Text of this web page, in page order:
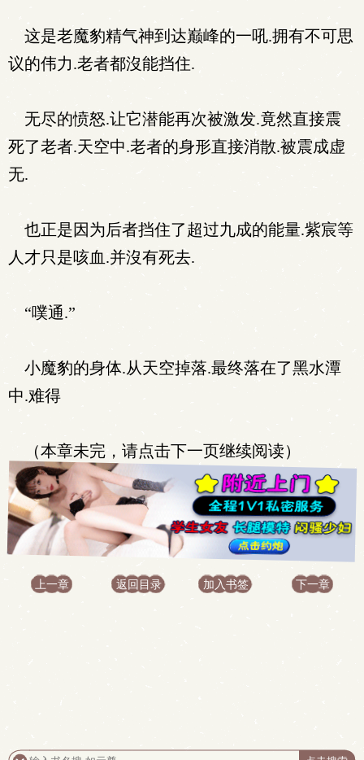
这是老魔豹精气神到达巅峰的一吼.拥有不可思
议的伟力.老者都沒能挡住.
无尽的愤怒.让它潜能再次被激发.竟然直接震
死了老者.天空中.老者的身形直接消散.被震成虚
无.
也正是因为后者挡住了超过九成的能量.紫宸等
人才只是咳血.并沒有死去.
“噗通.”
小魔豹的身体.从天空掉落.最终落在了黑水潭
中.难得
（本章未完，请点击下一页继续阅读）
上一章 返回目录 加入书签 下一章